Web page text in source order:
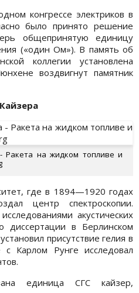
конгрессе электриков в
было принято решение
общепринятую единицу
(«один Ом»). В память об
коллегии установлена
воздвигнут памятник
Ракета на жидком топливе и
где в 1894—1920 годах
центр спектроскопии.
акустических
в Берлинском
присутствие гелия в
Карлом Рунге исследовал
единица СГС кайзер,